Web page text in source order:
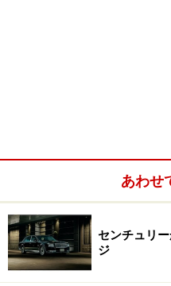
あわせ
センチュリ
ジ